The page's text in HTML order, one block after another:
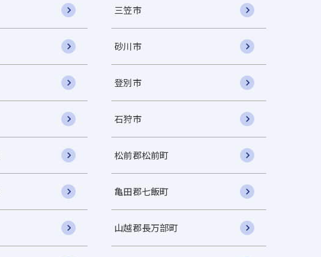
三笠市
砂川市
登別市
石狩市
松前郡松前町
亀田郡七飯町
山越郡長万部町